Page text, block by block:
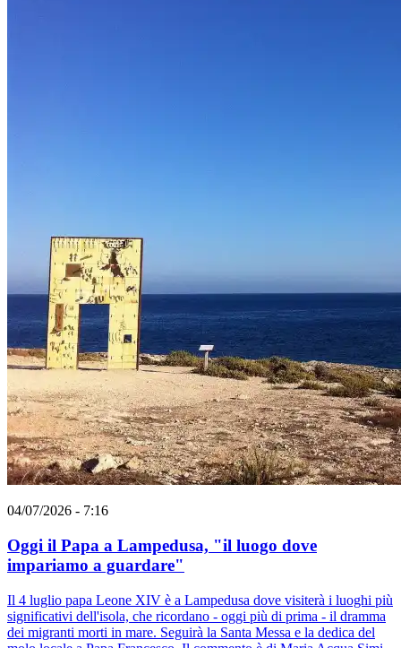
04/07/2026 - 7:16
Oggi il Papa a Lampedusa, "il luogo dove
impariamo a guardare"
Il 4 luglio papa Leone XIV è a Lampedusa dove visiterà i luoghi più
significativi dell'isola, che ricordano - oggi più di prima - il dramma
dei migranti morti in mare. Seguirà la Santa Messa e la dedica del